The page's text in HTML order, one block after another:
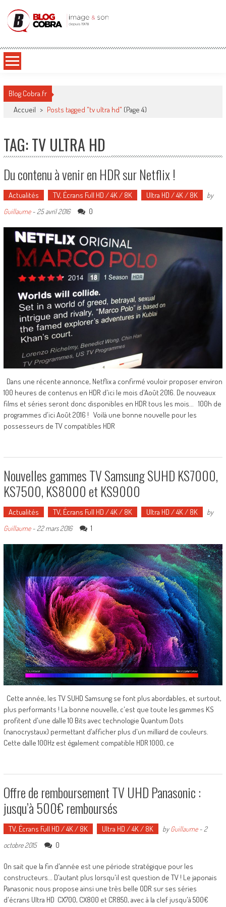
Blog Cobra
Blog Cobra.fr
Accueil > Posts tagged "tv ultra hd" (Page 4)
TAG: TV ULTRA HD
Du contenu à venir en HDR sur Netflix !
Actualités TV, Écrans Full HD / 4K / 8K Ultra HD / 4K / 8K
by
Guillaume- 25 avril 2016 0
Dans une récente annonce, Netflix a confirmé vouloir proposer environ
100 heures de contenus en HDR d'ici le mois d'Août 2016. De nouveaux
films et séries seront donc disponibles en HDR tous les mois... 100h de
programmes d'ici Août 2016 ! Voilà une bonne nouvelle pour les
possesseurs de TV compatibles HDR
Nouvelles gammes TV Samsung SUHD KS7000,
KS7500, KS8000 et KS9000
Actualités TV, Écrans Full HD / 4K / 8K Ultra HD / 4K / 8K
by
Guillaume- 22 mars 2016 1
Cette année, les TV SUHD Samsung se font plus abordables, et surtout,
plus performants ! La bonne nouvelle, c'est que toute les gammes KS
profitent d'une dalle 10 Bits avec technologie Quantum Dots
(nanocrystaux) permettant d'afficher plus d'un milliard de couleurs.
Cette dalle 100Hz est également compatible HDR 1000, ce
Offre de remboursement TV UHD Panasonic :
jusqu’à 500€ remboursés
TV, Écrans Full HD / 4K / 8K Ultra HD / 4K / 8K byGuillaume- 2
octobre 2015
0
On sait que la fin d'année est une période stratégique pour les
constructeurs... D'autant plus lorsqu'il est question de TV ! Le japonais
Panasonic nous propose ainsi une très belle ODR sur ses séries
d'écrans Ultra HD CX700, CX800 et CR850, avec à la clef jusqu'à 500€